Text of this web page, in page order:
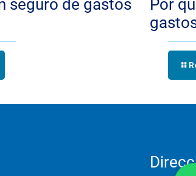
seguro de gastos
Por